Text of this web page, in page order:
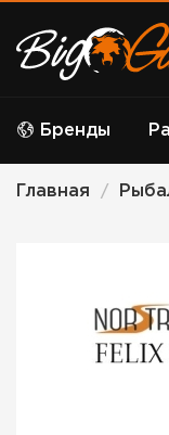
Бренды
Главная /